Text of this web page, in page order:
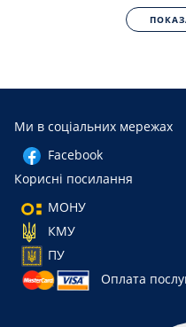
Ми в соціальних мережах
Facebook
Корисні посилання
МОНУ
КМУ
ПУ
Оплата